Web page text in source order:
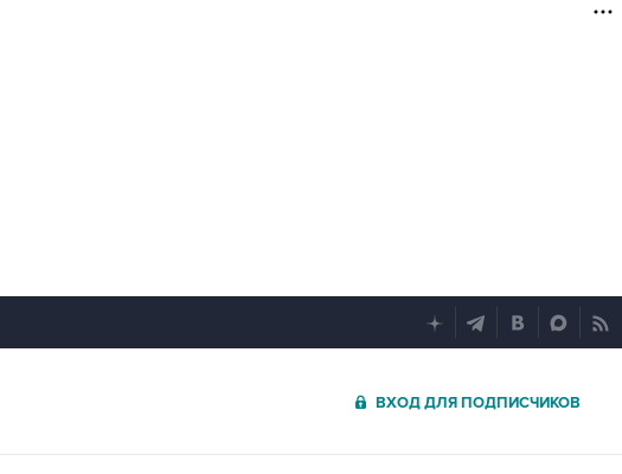
ВХОД ДЛЯ ПОДПИСЧИКОВ